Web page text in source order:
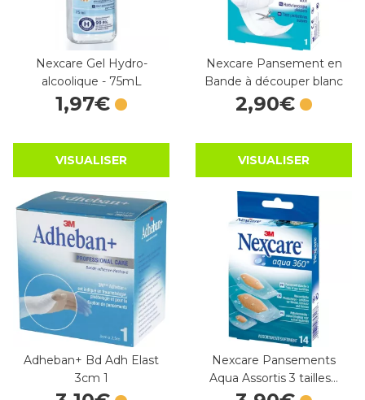
Nexcare Gel Hydro-
alcoolique - 75mL
1,97€
VISUALISER
Nexcare Pansement en
Bande à découper blanc
2,90€
VISUALISER
Adheban+ Bd Adh Elast
3cm 1
Nexcare Pansements
Aqua Assortis 3 tailles…